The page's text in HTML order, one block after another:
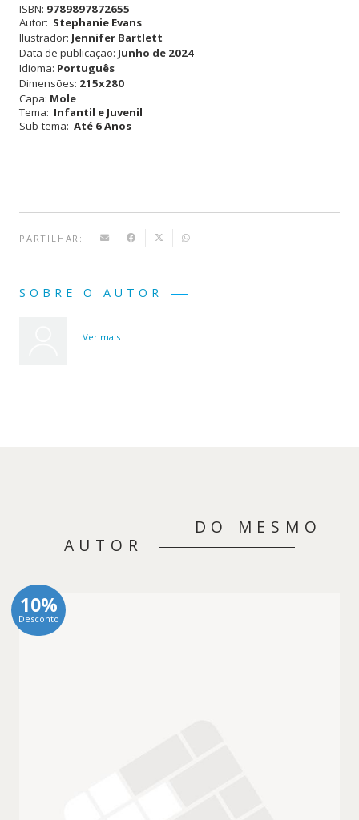
-
Besouro
ISBN: 9789897872655
Autor: Stephanie Evans
Ilustrador: Jennifer Bartlett
Data de publicação: Junho de 2024
Idioma: Português
Dimensões: 215x280
Capa: Mole
Tema: Infantil e Juvenil
Sub-tema: Até 6 Anos
PARTILHAR:
SOBRE O AUTOR
Ver mais
DO MESMO
AUTOR
10%
Desconto